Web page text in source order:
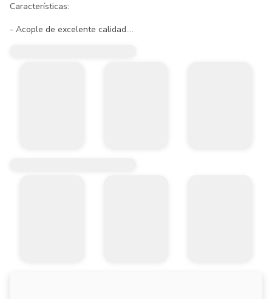
Características:
- Acople de excelente calidad.